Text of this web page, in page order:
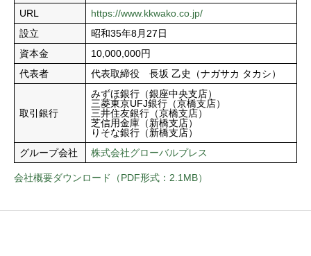
URL
https://www.kkwako.co.jp/
設立
昭和35年8月27日
資本金
10,000,000円
代表者
代表取締役 長坂 乙史（ナガサカ タカシ）
取引銀行
みずほ銀行（銀座中央支店）
三菱東京UFJ銀行（京橋支店）
三井住友銀行（京橋支店）
芝信用金庫（新橋支店）
りそな銀行（新橋支店）
グループ会社
株式会社グローバルプレス
会社概要ダウンロード（PDF形式：2.1MB）